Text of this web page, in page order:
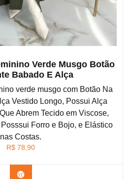
Verde Musgo Botão
Babado E Alça
verde musgo com Botão Na
Vestido Longo, Possui Alça
Abrem Tecido em Viscose,
Forro e Bojo, e Elástico
nas Costas.
R$ 78,90
Confira na Shopee